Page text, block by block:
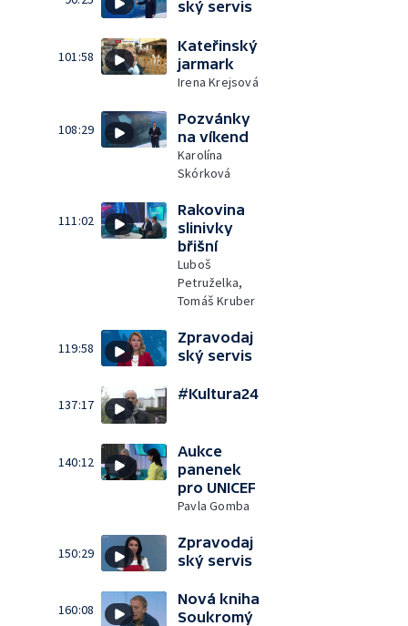
ský servis
101:58
Kateřinský
jarmark
Irena Krejsová
108:29
Pozvánky
na víkend
Karolína
Skórková
111:02
Rakovina
slinivky
břišní
Luboš
Petruželka,
Tomáš Kruber
119:58
Zpravodaj
ský servis
137:17
#Kultura24
140:12
Aukce
panenek
pro UNICEF
Pavla Gomba
150:29
Zpravodaj
ský servis
160:08
Nová kniha
Soukromý